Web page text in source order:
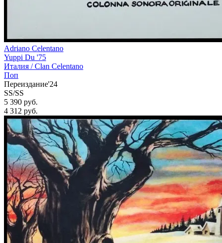
Adriano Celentano
Yuppi Du '75
Италия /Clan Celentano
Поп
Переиздание'24
SS/SS
5 390 руб.
4 312 руб.